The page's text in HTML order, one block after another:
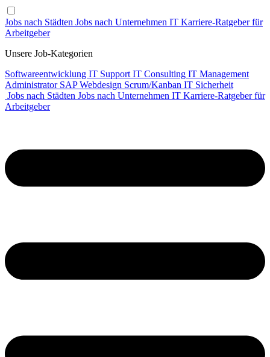
Jobs nach Städten Jobs nach Unternehmen IT Karriere-Ratgeberfür
Arbeitgeber
Unsere Job-Kategorien
Softwareentwicklung IT Support IT Consulting IT Management
Administrator SAPWebdesign Scrum/Kanban IT Sicherheit
Jobs nach Städten Jobs nach Unternehmen IT Karriere-Ratgeberfür
Arbeitgeber